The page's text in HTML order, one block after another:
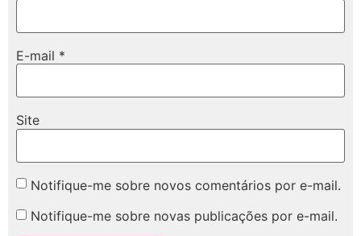
E-mail *
Site
Notifique-me sobre novos comentários por e-mail.
Notifique-me sobre novas publicações por e-mail.